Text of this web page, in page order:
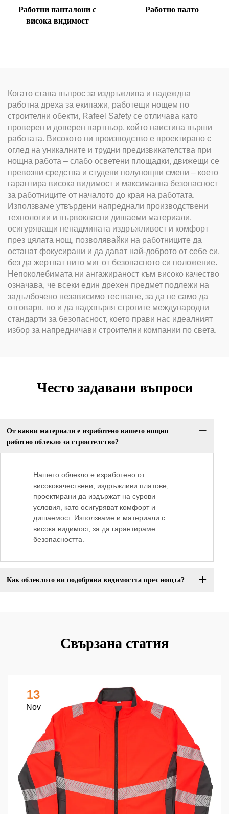
Работни панталони с
висока видимост
Работно палто
Когато става въпрос за издръжлива и надеждна
работна дреха за екипажи, работещи нощем по
строителни обекти, Rafeel Safety се отличава като
проверен и доверен партньор, който наистина върши
работата. Високото ни производство е проектирано с
оглед на уникалните и трудни предизвикателства при
нощна работа – слабо осветени площадки, движещи се
превозни средства и студени полунощни смени – което
гарантира висока видимост и максимална безопасност
за работниците от началото до края на работата.
Използваме утвърдени напреднали производствени
технологии и първокласни дишаеми материали,
осигуряващи ненадмината издръжливост и комфорт
през цялата нощ, позволявайки на работниците да
останат фокусирани и да дават най-доброто от себе си,
без да жертват нито миг от безопасното си положение.
Непоколебимата ни ангажираност към високо качество
означава, че всеки един дрехен предмет подлежи на
задълбочено независимо тестване, за да не само да
отговаря, но и да надхвърля строгите международни
стандарти за безопасност, което прави нас идеалният
избор за напредничави строителни компании по света.
Често задавани въпроси
От какви материали е изработено вашето нощно
работно облекло за строителство?
Нашето облекло е изработено от
висококачествени, издръжливи платове,
проектирани да издържат на сурови
условия, като осигуряват комфорт и
дишаемост. Използваме и материали с
висока видимост, за да гарантираме
безопасността.
Как облеклото ви подобрява видимостта през нощта?
Свързана статия
13
Nov